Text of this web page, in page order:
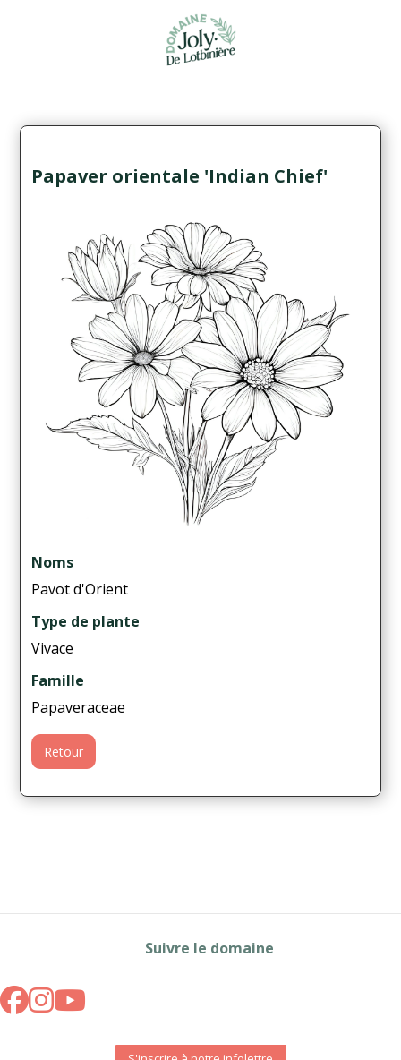
Papaver orientale 'Indian Chief'
Noms
Pavot d'Orient
Type de plante
Vivace
Famille
Papaveraceae
Retour
Suivre le domaine